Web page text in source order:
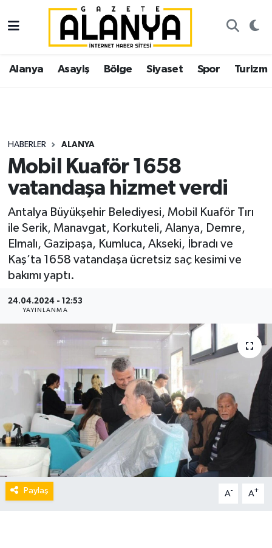
Alanya Asayiş Bölge Siyaset Spor Turizm
HABERLER ALANYA
Mobil Kuaför 1658
vatandaşa hizmet verdi
Antalya Büyükşehir Belediyesi, Mobil Kuaför Tırı
ile Serik, Manavgat, Korkuteli, Alanya, Demre,
Elmalı, Gazipaşa, Kumluca, Akseki, İbradı ve
Kaş’ta 1658 vatandaşa ücretsiz saç kesimi ve
bakımı yaptı.
24.04.2024 - 12:53
YAYINLANMA
Paylaş A- A+
Alanya
Asayiş
Siyaset
Spor
Ekonomi
Gazipaşa
İstanbul Nöbetçi Eczaneler
İstanbul Hava Durumu
Süper Lig Puan Durumu ve Fikstür
Tüm Manşetler
Son Dakika Haberleri
Haber Arşivi